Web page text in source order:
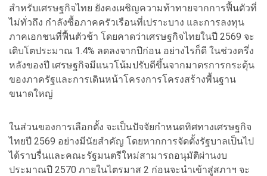
สำหรับเศรษฐกิจไทย ยังคงเผชิญความท้าทายจากการฟื้นตัวที่
ไม่ทั่วถึง กำลังซื้อภาคครัวเรือนที่เปราะบาง และการลงทุน
ภาคเอกชนที่ฟื้นตัวช้า โดยคาดว่าเศรษฐกิจไทยในปี 2569 จะ
เติบโตประมาณ 1.4% ลดลงจากปีก่อน อย่างไรก็ดี ในช่วงครึ่ง
หลังของปี เศรษฐกิจมีแนวโน้มปรับดีขึ้นจากมาตรการกระตุ้น
ของภาครัฐและการเดินหน้าโครงการโครงสร้างพื้นฐาน
ขนาดใหญ่
ในส่วนของการเลือกตั้ง จะเป็นปัจจัยกำหนดทิศทางเศรษฐกิจ
ไทยปี 2569 อย่างมีนัยสำคัญ โดยหากการจัดตั้งรัฐบาลเป็นไป
ได้ราบรื่นและคณะรัฐมนตรีใหม่สามารถอนุมัติผ่านงบ
ประมาณปี 2570 ภายในไตรมาส 2 ก่อนจะนำเข้าสู่สภาฯ จะ